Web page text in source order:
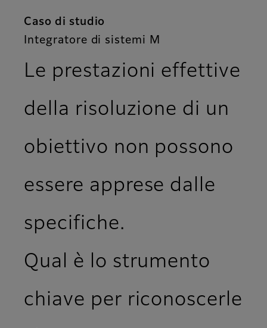
Caso di studio
Integratore di sistemi M
Le prestazioni effettive
della risoluzione di un
obiettivo non possono
essere apprese dalle
specifiche.
Qual è lo strumento
chiave per riconoscerle